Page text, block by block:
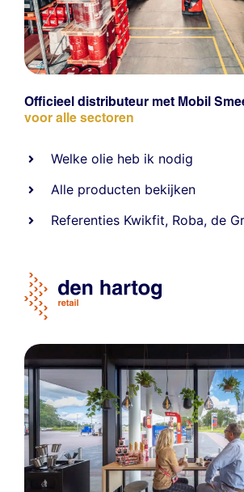
Officieel distributeur met Mobil
voor alle sectoren
Welke olie heb ik nodig
Alle producten bekijken
Referenties Kwikfit, Roba,de